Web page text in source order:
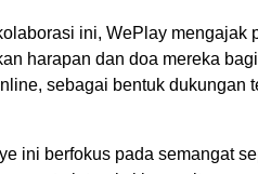
ini, WePlay mengajak
harapan dan doa mereka
sebagai bentuk dukungan
ini berfokus pada semangat